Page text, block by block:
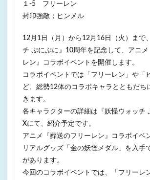
１-5 フリーレン
封印強敵；ヒンメル
12月1日（月）から12月16日（火）まで
チ ぷにぷに』10周年を記念して、アニ
レン』コラボイベントを開催します。
コラボイベントでは「フリーレン」や「
ど、総勢12体のコラボキャラとともだち
きます。
各キャラクターの詳細は『妖怪ウォッチ
Xにて、紹介予定です。
アニメ『葬送のフリーレン』コラボイベ
リアルグッズ「金の妖怪メダル」を入手
があります。
今回のコラボイベントでは、「フリーレ